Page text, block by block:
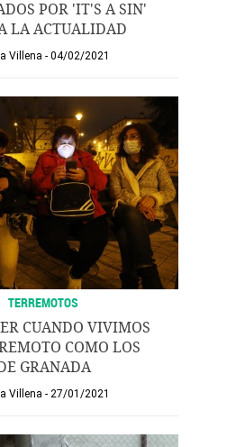
POR 'IT'S A SIN'
LA ACTUALIDAD
Villena 04/02/2021
TERREMOTOS
CUANDO VIVIMOS
COMO LOS
GRANADA
Villena 27/01/2021